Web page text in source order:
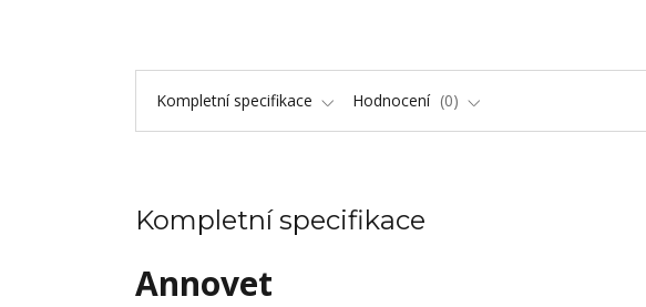
Kompletní specifikace Hodnocení 0
Kompletní specifikace
Annovet